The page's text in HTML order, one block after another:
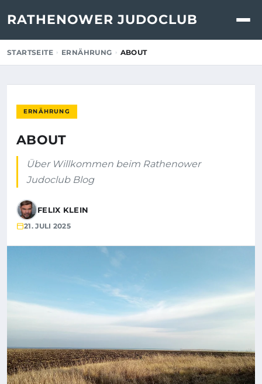
RATHENOWER JUDOCLUB
STARTSEITE ERNÄHRUNG ABOUT
ERNÄHRUNG
ABOUT
Über Willkommen beim Rathenower
Judoclub Blog
FELIX KLEIN
21. JULI 2025